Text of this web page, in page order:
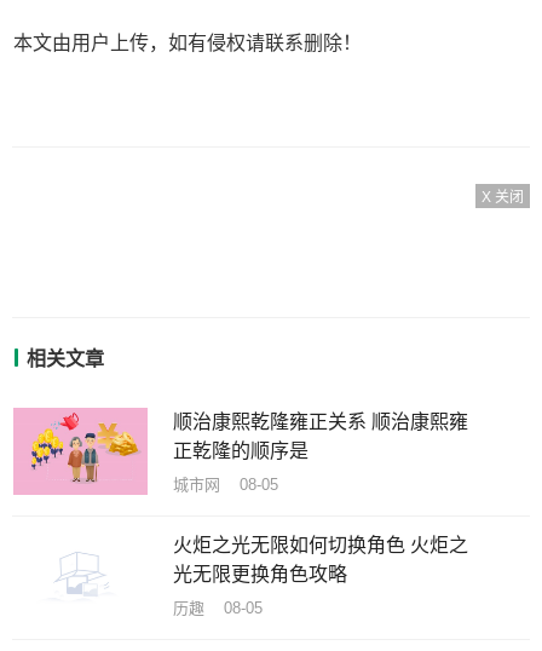
本文由用户上传，如有侵权请联系删除！
X 关闭
相关文章
顺治康熙乾隆雍正关系 顺治康熙雍
正乾隆的顺序是
城市网 08-05
火炬之光无限如何切换角色 火炬之
光无限更换角色攻略
历趣 08-05